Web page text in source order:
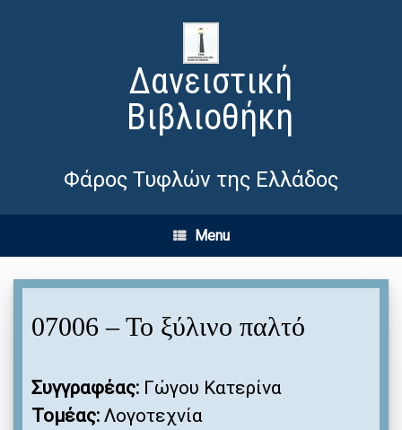
Δανειστική
Βιβλιοθήκη
Φάρος Τυφλών της Ελλάδος
Menu
07006 – Το ξύλινο παλτό
Συγγραφέας: Γώγου Κατερίνα
Τομέας: Λογοτεχνία